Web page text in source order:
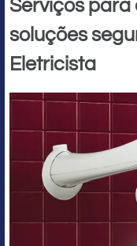
Serviços para
soluções
Eletricista